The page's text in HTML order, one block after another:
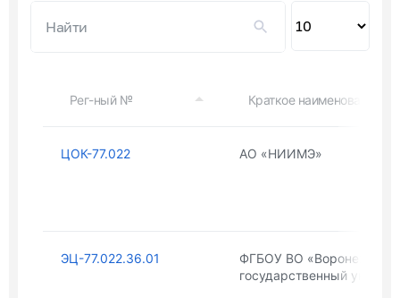
Рег-ный № Краткое наименование
ЦОК-77.022 АО «НИИМЭ»
ЭЦ-77.022.36.01
ФГБОУ ВО «Воронежский
государственный